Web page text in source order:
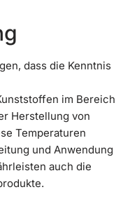
dass die Kenntnis
im Bereich
Herstellung von
Temperaturen
und Anwendung
auch die